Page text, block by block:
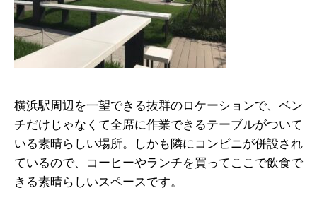
横浜駅周辺を一望できる抜群のロケーションで、ベン
チだけじゃなくて全席に作業できるテーブルがついて
いる素晴らしい場所。しかも隣にコンビニが併設され
ているので、コーヒーやランチを買ってここで飲食で
きる素晴らしいスペースです。